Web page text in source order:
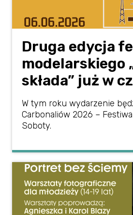
Druga edycja
modelarskiego
składa” już w
W tym roku wydarzenie
Carbonaliów 2026 –
Soboty.